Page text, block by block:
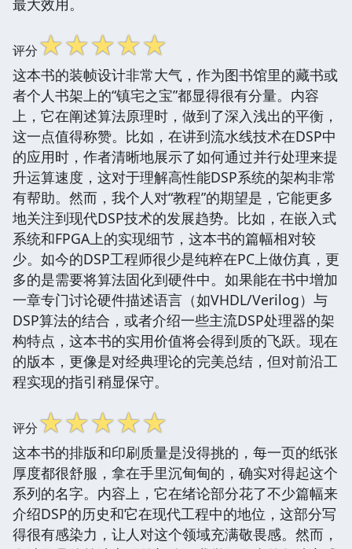
最大效用。
评分☆☆☆☆☆
这本书的装帧设计非常大气，作为图书馆里的藏书或
者个人书架上的“镇宅之宝”都显得很有分量。内容
上，它在阐述算法原理时，做到了深入浅出的平衡，
这一点值得称赞。比如，在讲到流水线技术在DSP中
的应用时，作者清晰地展示了如何通过并行处理来提
升运算速度，这对于理解高性能DSP系统的架构非常
有帮助。然而，我个人对“教程”的期望是，它能更多
地关注到现代DSP技术的发展趋势。比如，在嵌入式
系统和FPGA上的实现细节，这本书的篇幅相对较
少。如今的DSP工程师很少是纯粹在PC上做仿真，更
多的是需要将算法固化到硬件中。如果能在书中增加
一章专门讨论硬件描述语言（如VHDL/Verilog）与
DSP算法的结合，或者介绍一些主流DSP处理器的架
构特点，这本书的实用价值将会得到质的飞跃。现在
的版本，更像是对经典理论的完美总结，但对前沿工
程实现的指引稍显保守。
评分☆☆☆☆☆
这本书的排版和印刷质量是没得挑的，每一页的纸张
厚度都很舒服，拿在手里沉甸甸的，确实对得起这个
系列的名字。内容上，它在绪论部分花了不少篇幅来
介绍DSP的历史和它在现代工程中的地位，这部分写
得很有感染力，让人对这个领域充满敬畏感。然而，